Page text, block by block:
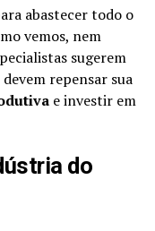
abastecer todo o
vemos, nem
sugerem
repensar sua
e investir em
do